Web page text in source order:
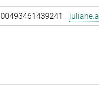
00493461439241